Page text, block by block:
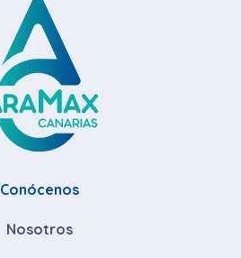
Conócenos
Nosotros